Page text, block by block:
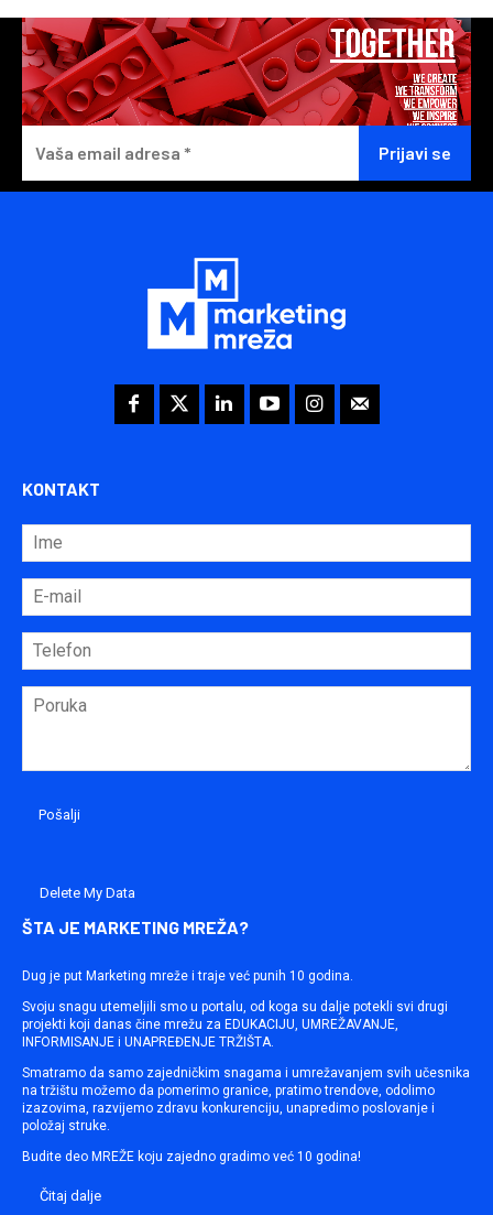
KONTAKT
Delete My Data
ŠTA JE MARKETING MREŽA?
Dug je put Marketing mreže i traje već punih 10 godina.
Svoju snagu utemeljili smo u portalu, od koga su dalje potekli svi drugi
projekti koji danas čine mrežu za EDUKACIJU, UMREŽAVANJE,
INFORMISANJE i UNAPREĐENJE TRŽIŠTA.
Smatramo da samo zajedničkim snagama i umrežavanjem svih učesnika
na tržištu možemo da pomerimo granice, pratimo trendove, odolimo
izazovima, razvijemo zdravu konkurenciju, unapredimo poslovanje i
položaj struke.
Budite deo MREŽE koju zajedno gradimo već 10 godina!
Čitaj dalje